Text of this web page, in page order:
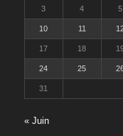
3 4 5
10 11
17 18
24 25
31
« Juin